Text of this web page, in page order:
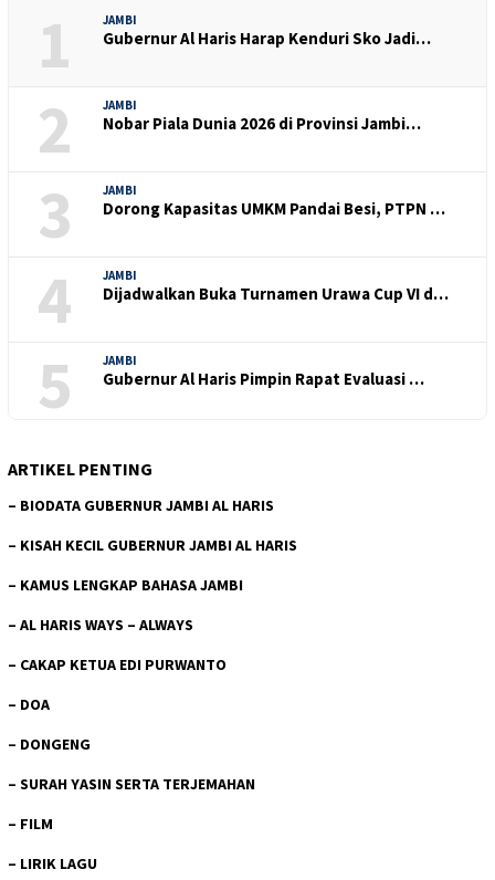
1 JAMBI
Gubernur Al Haris Harap Kenduri Sko Jadi…
2 JAMBI
Nobar Piala Dunia 2026 di Provinsi Jambi…
3 JAMBI
Dorong Kapasitas UMKM Pandai Besi, PTPN …
4 JAMBI
Dijadwalkan Buka Turnamen Urawa Cup VI d…
5 JAMBI
Gubernur Al Haris Pimpin Rapat Evaluasi …
ARTIKEL PENTING
– BIODATA GUBERNUR JAMBI AL HARIS
– KISAH KECIL GUBERNUR JAMBI AL HARIS
– KAMUS LENGKAP BAHASA JAMBI
– AL HARIS WAYS – ALWAYS
– CAKAP KETUA EDI PURWANTO
– DOA
– DONGENG
– SURAH YASIN SERTA TERJEMAHAN
– FILM
– LIRIK LAGU